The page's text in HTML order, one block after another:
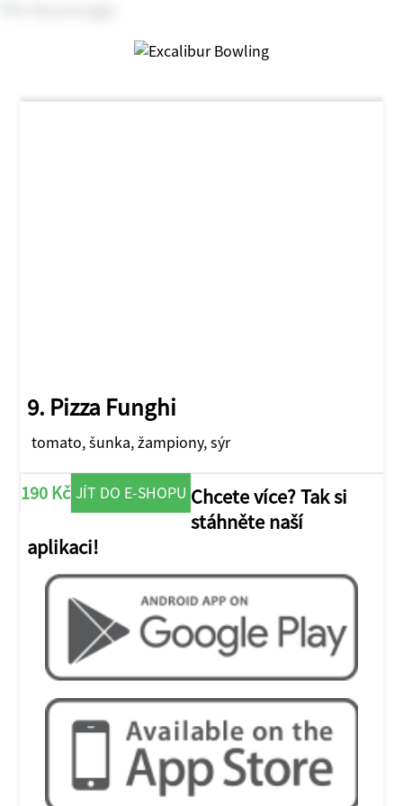
9. Pizza Funghi
tomato, šunka, žampiony, sýr
190 Kč JÍT DO E-SHOPU Chcete více? Tak si
stáhněte naší
aplikaci!